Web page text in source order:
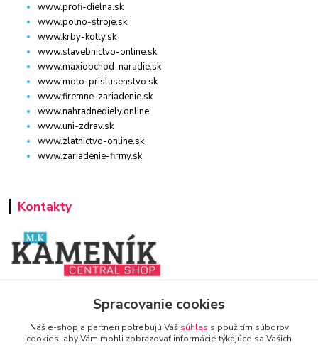
www.profi-dielna.sk
www.polno-stroje.sk
www.krby-kotly.sk
www.stavebnictvo-online.sk
www.maxiobchod-naradie.sk
www.moto-prislusenstvo.sk
www.firemne-zariadenie.sk
www.nahradnediely.online
www.uni-zdrav.sk
www.zlatnictvo-online.sk
www.zariadenie-firmy.sk
Kontakty
www.zariadenie-firmy.sk
+421 940 949 000
Spracovanie cookies
Náš e-shop a partneri potrebujú Váš súhlas s použitím súborov
cookies, aby Vám mohli zobrazovať informácie týkajúce sa Vašich